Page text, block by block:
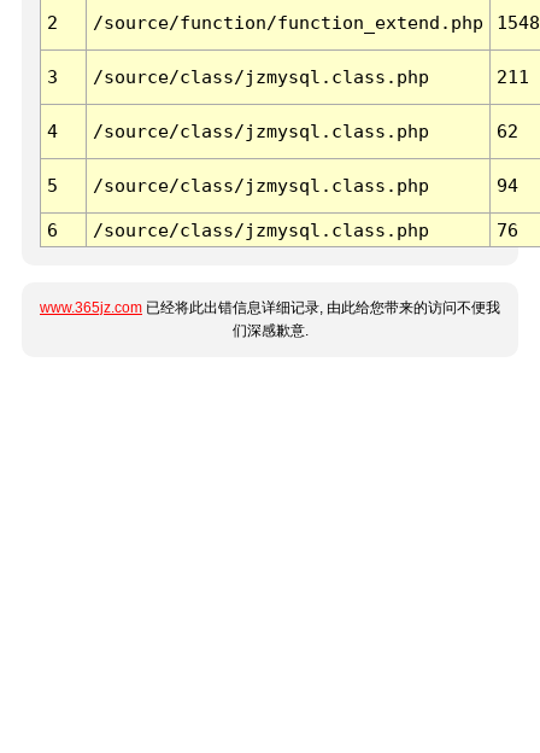
2 /source/function/function_extend.php 1548
3 /source/class/jzmysql.class.php 211
4 /source/class/jzmysql.class.php 62
5 /source/class/jzmysql.class.php 94
6 /source/class/jzmysql.class.php 76
www.365jz.com 已经将此出错信息详细记录, 由此给您带来的访问不便我
们深感歉意.